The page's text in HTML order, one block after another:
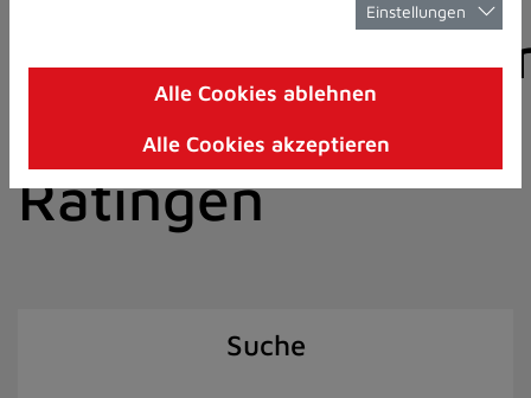
8)
I)
der Stadt
Ratingen
Suche
Einstellungen
Alle Cookies ablehnen
Alle Cookies akzeptieren